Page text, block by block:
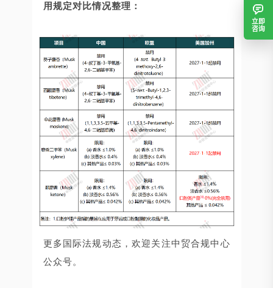
用规定对比情况整理：
更多国际法规动态，欢迎关注中贸合规中心
公众号。
立即
咨询